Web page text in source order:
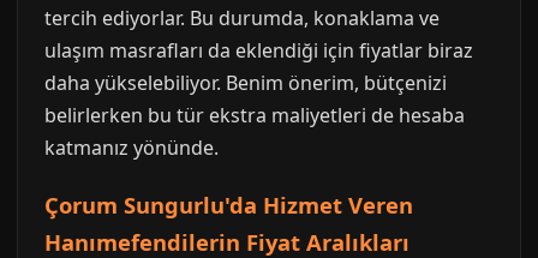
tercih ediyorlar. Bu durumda, konaklama ve
ulaşım masrafları da eklendiği için fiyatlar biraz
daha yükselebiliyor. Benim önerim, bütçenizi
belirlerken bu tür ekstra maliyetleri de hesaba
katmanız yönünde.
Çorum Sungurlu'da Hizmet Veren
Hanımefendilerin Fiyat Aralıkları